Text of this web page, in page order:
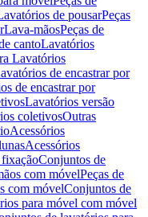
de pousarPeças
Lava-mãosPeças de
cantoLavatórios
Lavatórios
de encastrar por
de encastrar por
Lavatórios versão
coletivosOutras
Acessórios
Acessórios
Conjuntos de
com móvelPeças de
com móvelConjuntos de
para móvel com móvel